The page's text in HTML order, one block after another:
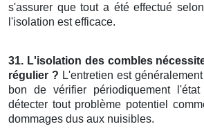
s'assurer que tout a été effectué
l'isolation est efficace.
31. L'isolation des combles
régulier ? L'entretien est
bon de vérifier périodiquement
détecter tout problème potentiel
dommages dus aux nuisibles.